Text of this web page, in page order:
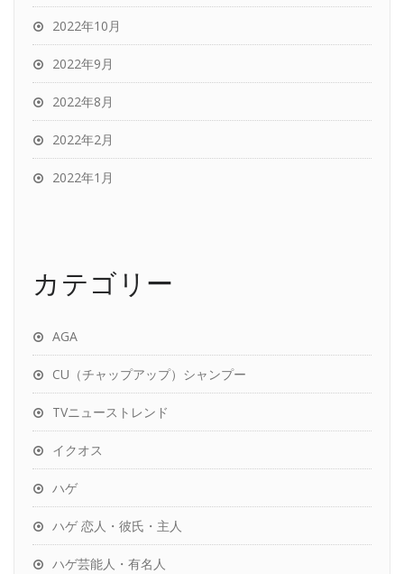
2022年10月
2022年9月
2022年8月
2022年2月
2022年1月
カテゴリー
AGA
CU（チャップアップ）シャンプー
TVニューストレンド
イクオス
ハゲ
ハゲ 恋人・彼氏・主人
ハゲ芸能人・有名人